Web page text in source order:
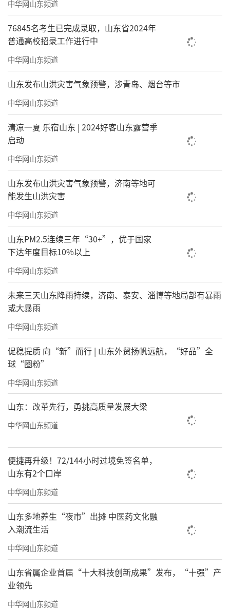
中华网山东频道
76845名考生已完成录取，山东省2024年
普通高校招录工作进行中
中华网山东频道
山东发布山洪灾害气象预警，涉青岛、烟台等市
中华网山东频道
清凉一夏 乐宿山东 | 2024好客山东露营季
启动
中华网山东频道
山东发布山洪灾害气象预警，济南等地可
能发生山洪灾害
中华网山东频道
山东PM2.5连续三年“30+”，优于国家
下达年度目标10%以上
中华网山东频道
未来三天山东降雨持续，济南、泰安、淄博等地局部有暴雨
或大暴雨
中华网山东频道
促稳提质 向“新”而行 | 山东外贸扬帆远航，“好品”全
球“圈粉”
中华网山东频道
山东：改革先行，勇挑高质量发展大梁
中华网山东频道
便捷再升级！72/144小时过境免签名单，
山东有2个口岸
中华网山东频道
山东多地养生“夜市”出摊 中医药文化融
入潮流生活
中华网山东频道
山东省属企业首届“十大科技创新成果”发布，“十强”产
业领先
中华网山东频道